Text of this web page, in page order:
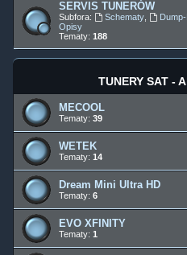
SERVIS TUNERÓW
Subfora: Schematy,
Opisy
Tematy: 188
TUNERY SAT -
MECOOL
Tematy: 39
WETEK
Tematy: 14
Dream Mini Ultra HD
Tematy: 6
EVO XFINITY
Tematy: 1